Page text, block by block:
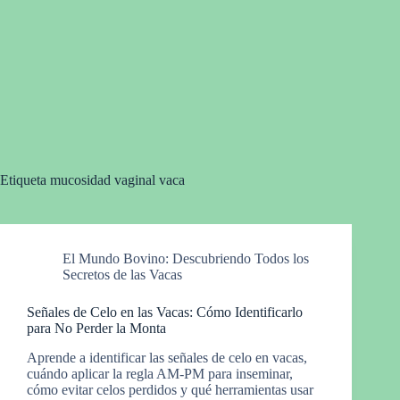
Etiqueta mucosidad vaginal vaca
El Mundo Bovino: Descubriendo Todos los
Secretos de las Vacas
Señales de Celo en las Vacas: Cómo Identificarlo
para No Perder la Monta
Aprende a identificar las señales de celo en vacas,
cuándo aplicar la regla AM-PM para inseminar,
cómo evitar celos perdidos y qué herramientas usar